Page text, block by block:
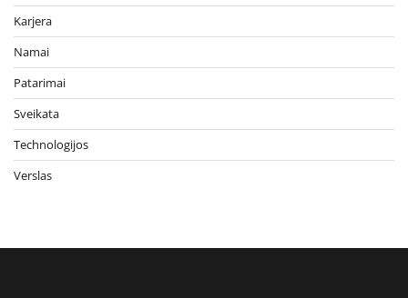
Karjera
Namai
Patarimai
Sveikata
Technologijos
Verslas